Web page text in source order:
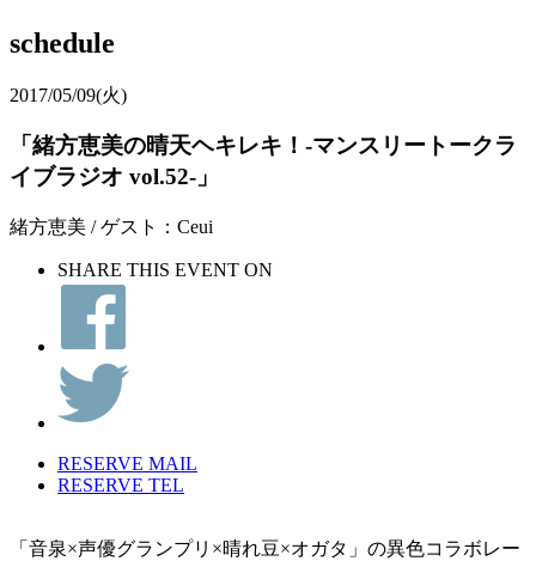
schedule
2017/05/09(火)
「緒方恵美の晴天ヘキレキ！-マンスリートークラ
イブラジオ vol.52-」
緒方恵美 / ゲスト：Ceui
SHARE THIS EVENT ON
RESERVE MAIL
RESERVE TEL
「音泉×声優グランプリ×晴れ豆×オガタ」の異色コラボレー